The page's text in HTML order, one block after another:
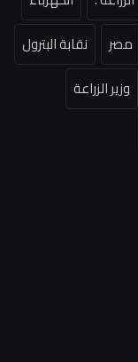
مصر
نقابة البترول
وزير الزراعة